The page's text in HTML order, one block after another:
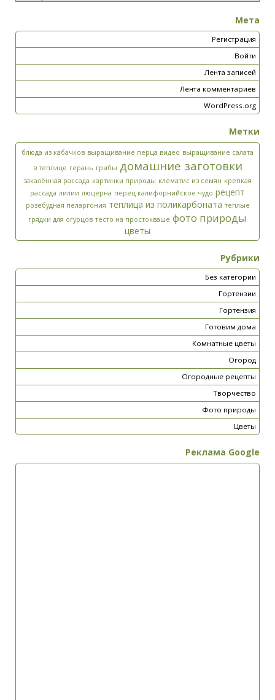
Мета
Регистрация
Войти
Лента записей
Лента комментариев
WordPress.org
Метки
блюда из кабачков выращивание перца видео выращивание салата
в теплице герань грибы домашние заготовки
закалённая рассада картинки природы клематис из семян крепкая
рассада лилии люцерна перец калифорнийское чудо рецепт
розебудная пеларгония теплица из поликарбоната теплые
грядки для огурцов тесто на простокваше фото природы
цветы
Рубрики
Без категории
Гортензии
Гортензия
Готовим дома
Комнатные цветы
Огород
Огородные рецепты
Творчество
Фото природы
Цветы
Реклама Google